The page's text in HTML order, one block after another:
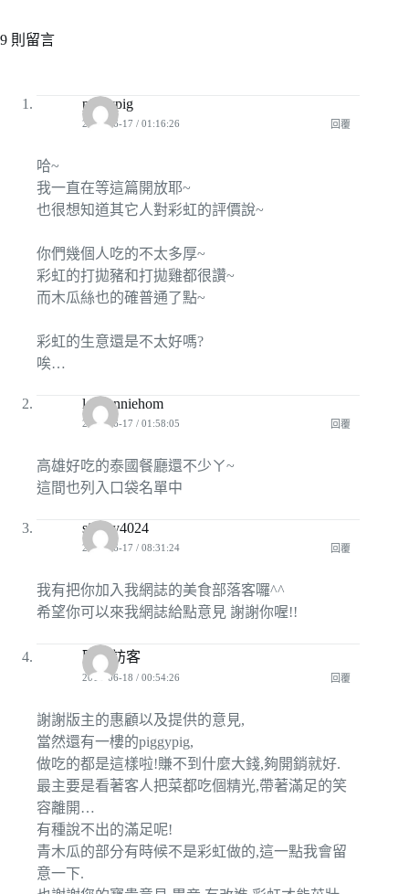
9 則留言
piggypig
2010-06-17 / 01:16:26 回覆
哈~
我一直在等這篇開放耶~
也很想知道其它人對彩虹的評價說~
你們幾個人吃的不太多厚~
彩虹的打拋豬和打拋雞都很讚~
而木瓜絲也的確普通了點~
彩虹的生意還是不太好嗎?
唉…
leebonniehom
2010-06-17 / 01:58:05 回覆
高雄好吃的泰國餐廳還不少ㄚ~
這間也列入口袋名單中
sidney4024
2010-06-17 / 08:31:24 回覆
我有把你加入我網誌的美食部落客囉^^
希望你可以來我網誌給點意見 謝謝你喔!!
匿名訪客
2010-06-18 / 00:54:26 回覆
謝謝版主的惠顧以及提供的意見,
當然還有一樓的piggypig,
做吃的都是這樣啦!賺不到什麼大錢,夠開銷就好.
最主要是看著客人把菜都吃個精光,帶著滿足的笑
容離開…
有種說不出的滿足呢!
青木瓜的部分有時候不是彩虹做的,這一點我會留
意一下.